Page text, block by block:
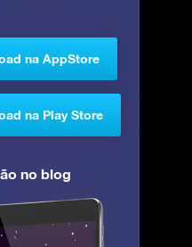
na AppStore
na Play Store
no blog